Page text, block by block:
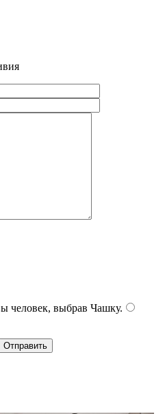
человек, выбрав Чашку.